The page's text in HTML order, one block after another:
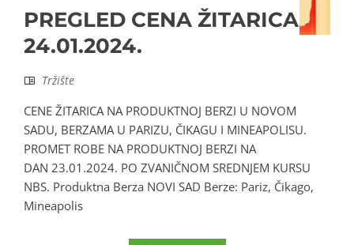
PREGLED CENA ŽITARICA
24.01.2024.
Tržište
CENE ŽITARICA NA PRODUKTNOJ BERZI U NOVOM
SADU, BERZAMA U PARIZU, ČIKAGU I MINEAPOLISU.
PROMET ROBE NA PRODUKTNOJ BERZI NA
DAN 23.01.2024. PO ZVANIČNOM SREDNJEM KURSU
NBS. Produktna Berza NOVI SAD Berze: Pariz, Čikago,
Mineapolis